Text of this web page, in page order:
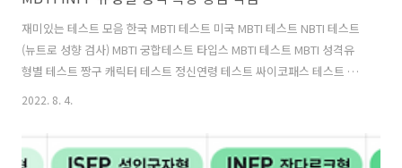
재미있는 테스트 모음 한국 MBTI 테스트 미국 MBTI 테스트 NBTI 테스트
(뉴트로 성향 검사) MBTI 궁합테스트 타입스 MBTI 테스트 MBTI 성격유
형별 테스트 짱구 캐릭터 테스트 정신연령 테스트 싸이코패스 테스트 요
즘사람 테스트 MBTI INFP 유형별 성격 특징에 대해 알아보도록 하겠습
헬런 켈러, ✅ 대표 표현 : 이상주의자, 몽상가, ✅ 성격 특징 : INFP유형은
마음이 따뜻하나, 상대방을 잘 알기 전에는 표현을 잘하지 않습니다. 조
2022. 8. 4.